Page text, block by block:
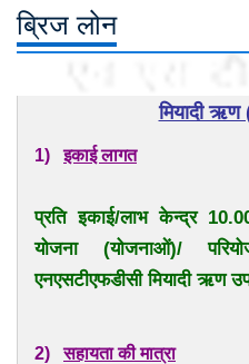
ब्रिज लोन
मियादी
1)इकाई लागत
प्रति इकाई/लाभ केन्द्र
योजना (योजनाओं)/
एनएसटीएफडीसी मियादी ऋण
2)सहायता की मात्रा